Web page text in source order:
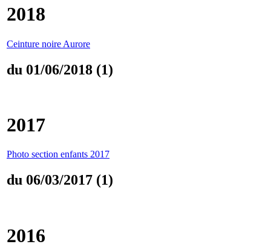
2018
Ceinture noire Aurore
du 01/06/2018 (1)
2017
Photo section enfants 2017
du 06/03/2017 (1)
2016